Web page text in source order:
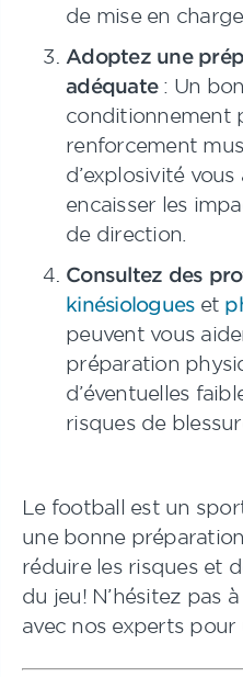
de mise en
Adoptez une
adéquate: Un
conditionnement
renforcement
d’explosivité
encaisser les
de direction.
Consultez des
kinésiologueset
peuvent vous
préparation
d’éventuelles
risques de
Le football est un
une bonne
réduire les risques et
du jeu! N’hésitez pas à
avec nos experts pour